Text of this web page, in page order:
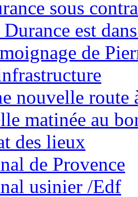
sous
est
de
nouvelle route
matinée au
des lieux
de Provence
usinier /Edf